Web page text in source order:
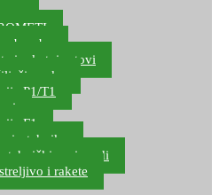
bombe
i raketni setovi
zvuka
P1/T1
F1
proizvodi
i rakete